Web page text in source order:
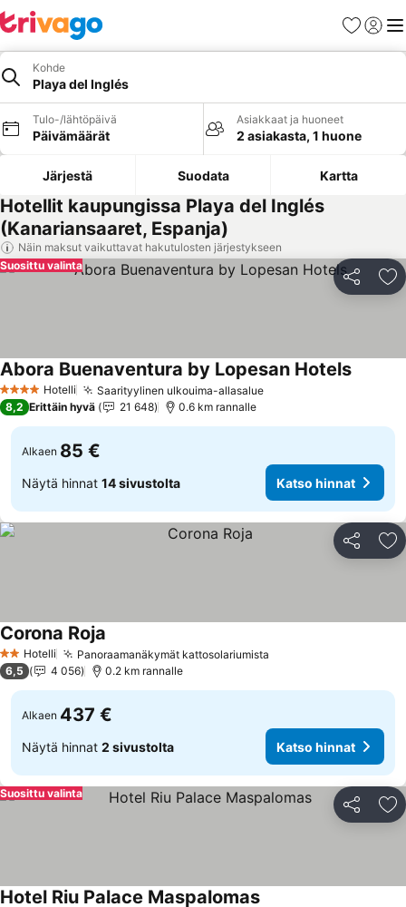
Suosikit
Kohde
Playa del Inglés
Tulo-/lähtöpäivä
Päivämäärät
Asiakkaat ja huoneet
2 asiakasta, 1 huone
Järjestä Suodata Kartta
Hotellit kaupungissa Playa del Inglés
(Kanariansaaret, Espanja)
Näin maksut vaikuttavat hakutulosten järjestykseen
Jaa
Suosittu valinta
4 Tähtiluokitus
Hotelli Saarityylinen ulkouima-allasalue
Abora Buenaventura by Lopesan Hotels
8,2 Erittäin hyvä 21 648 0.6 km rannalle
Alkaen 85 €
Näytä hinnat 14 sivustolta Katso hinnat
Jaa
2 Tähtiluokitus
Hotelli Panoraamanäkymät kattosolariumista
Corona Roja
6,5 4 056 0.2 km rannalle
Alkaen 437 €
Näytä hinnat 2 sivustolta Katso hinnat
Jaa
Suosittu valinta
Hotel Riu Palace Maspalomas